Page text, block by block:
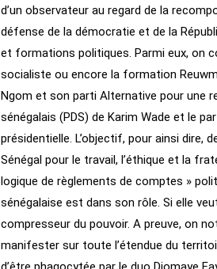
d’un observateur au regard de la
défense de la démocratie et de la
et formations politiques. Parmi eux, on
socialiste ou encore la formation
Ngom et son parti Alternative pour une
sénégalais (PDS) de Karim Wade et le
présidentielle. L’objectif, pour ainsi dire,
Sénégal pour le travail, l’éthique et la
logique de règlements de comptes »
sénégalaise est dans son rôle. Si elle
compresseur du pouvoir. A preuve, on
manifester sur toute l’étendue du